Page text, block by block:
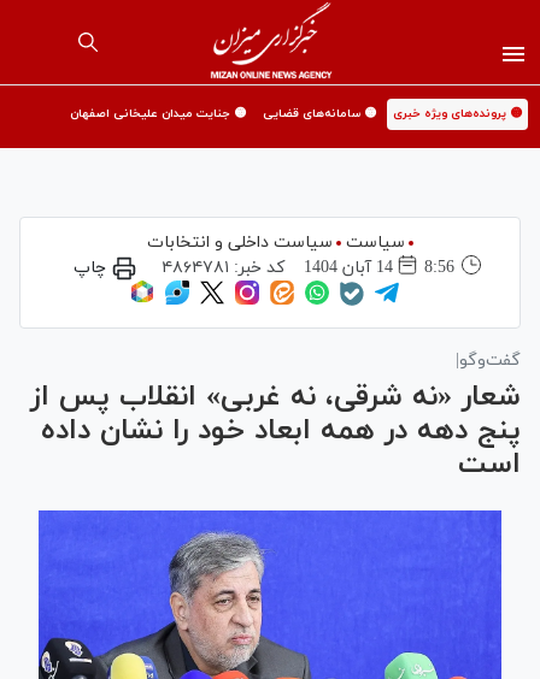
🟡 پرونده‌های ویژه خبری 🟡 سامانه‌های قضایی 🟡 جنایت میدان علیخانی اصفهان
سیاست
سیاست داخلی و انتخابات
8:56
14 آبان 1404 کد خبر: ۴۸۶۴۷۸۱ چاپ
گفت‌وگو|
شعار «نه شرقی، نه غربی» انقلاب پس از
پنج دهه در همه ابعاد خود را نشان داده
است